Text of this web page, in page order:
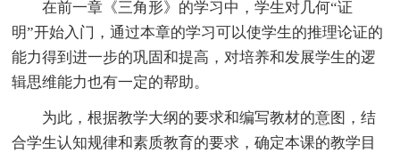
在前一章《三角形》的学习中，学生对几何“证
明”开始入门，通过本章的学习可以使学生的推理论证的
能力得到进一步的巩固和提高，对培养和发展学生的逻
辑思维能力也有一定的帮助。
为此，根据教学大纲的要求和编写教材的意图，结
合学生认知规律和素质教育的要求，确定本课的教学目